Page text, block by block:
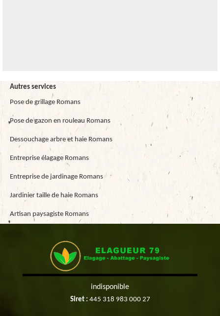
Autres services
Pose de grillage Romans
Pose de gazon en rouleau Romans
Dessouchage arbre et haie Romans
Entreprise élagage Romans
Entreprise de jardinage Romans
Jardinier taille de haie Romans
Artisan paysagiste Romans
indisponible
Siret : 445 318 983 000 27